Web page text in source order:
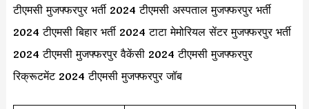
टीएमसी मुजफ्फरपुर भर्ती 2024 टीएमसी अस्पताल मुजफ्फरपुर भर्ती
2024 टीएमसी बिहार भर्ती 2024 टाटा मेमोरियल सेंटर मुजफ्फरपुर भर्ती
2024 टीएमसी मुजफ्फरपुर वैकेंसी 2024 टीएमसी मुजफ्फरपुर
रिक्रूटमेंट 2024 टीएमसी मुजफ्फरपुर जॉब